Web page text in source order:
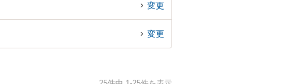
変更
変更